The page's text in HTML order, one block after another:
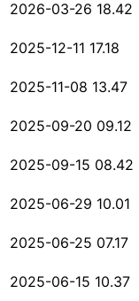
2026-03-26 18.42
2025-12-11 17.18
2025-11-08 13.47
2025-09-20 09.12
2025-09-15 08.42
2025-06-29 10.01
2025-06-25 07.17
2025-06-15 10.37